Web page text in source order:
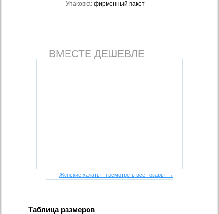
Упаковка: фирменный пакет
ВМЕСТЕ ДЕШЕВЛЕ
Женские халаты - посмотреть все товары →
Таблица размеров